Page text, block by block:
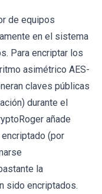
de equipos
en el sistema
Para encriptar los
asimétrico AES-
claves públicas
durante el
añade
(por
la
sido encriptados.